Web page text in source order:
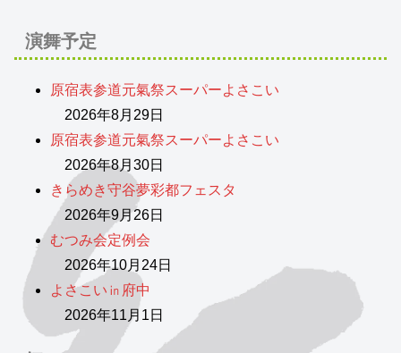
演舞予定
原宿表参道元氣祭スーパーよさこい
2026年8月29日
原宿表参道元氣祭スーパーよさこい
2026年8月30日
きらめき守谷夢彩都フェスタ
2026年9月26日
むつみ会定例会
2026年10月24日
よさこい㏌府中
2026年11月1日